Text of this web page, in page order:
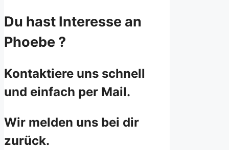
Du hast Interesse an
Phoebe ?
Kontaktiere uns schnell
und einfach per Mail.
Wir melden uns bei dir
zurück.